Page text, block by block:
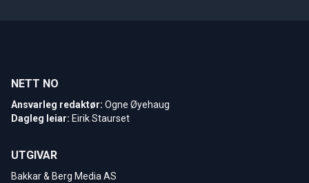
NETT NO
Ansvarleg redaktør: Ogne Øyehaug
Dagleg leiar: Eirik Staurset
UTGIVAR
Bakkar & Berg Media AS